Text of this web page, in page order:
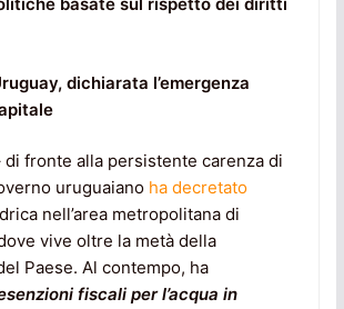
dichiarata l’emergenza
fronte alla persistente carenza di
uruguaiano ha decretato
nell’area metropolitana di
vive oltre la metà della
Paese. Al contempo, ha
fiscali per l’acqua in